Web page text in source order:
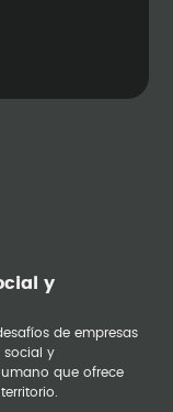
y
de empresas
social y
que ofrece